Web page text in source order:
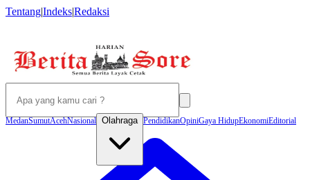
Tentang|Indeks|Redaksi
MedanSumutAcehNasional Olahraga PendidikanOpiniGaya HidupEkonomiEditorial